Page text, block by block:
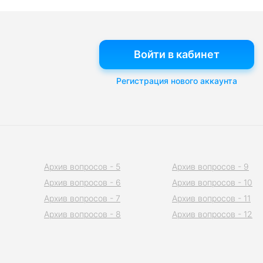
Войти в кабинет
Регистрация нового аккаунта
Архив вопросов - 5
Архив вопросов - 6
Архив вопросов - 7
Архив вопросов - 8
Архив вопросов - 9
Архив вопросов - 10
Архив вопросов - 11
Архив вопросов - 12